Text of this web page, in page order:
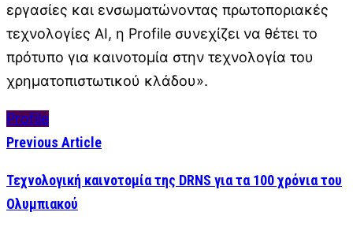
εργασίες και ενσωματώνοντας πρωτοποριακές
τεχνολογίες ΑΙ, η Profile συνεχίζει να θέτει το
πρότυπο για καινοτομία στην τεχνολογία του
χρηματοπιστωτικού κλάδου».
Profile
Previous Article
Τεχνολογική καινοτομία της DRNS για τα 100 χρόνια του
Ολυμπιακού